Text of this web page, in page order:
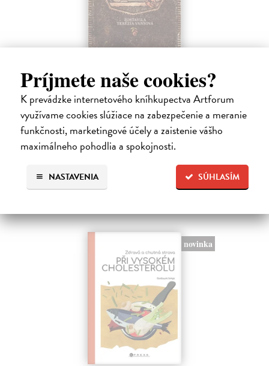
Príjmete naše cookies?
K prevádzke internetového kníhkupectva Artforum
využívame cookies slúžiace na zabezpečenie a meranie
funkčnosti, marketingové účely a zaistenie vášho
maximálneho pohodlia a spokojnosti.
SÚHLASÍM
NASTAVENIA
Nová kuchárska kniha
Vansová Terézia (zost.)| Kniha
Máte pravdu, knižný trh prekypuje kuchárskymi knihami. Nová
kuchárska kniha z pera najpovolanejšej gazdinky Terézie Vansovej je
však dielom, ktoré zaručene obohatí každú domácnosť.
Na sklade ?
23,66 €
24,90 € ?
novinka